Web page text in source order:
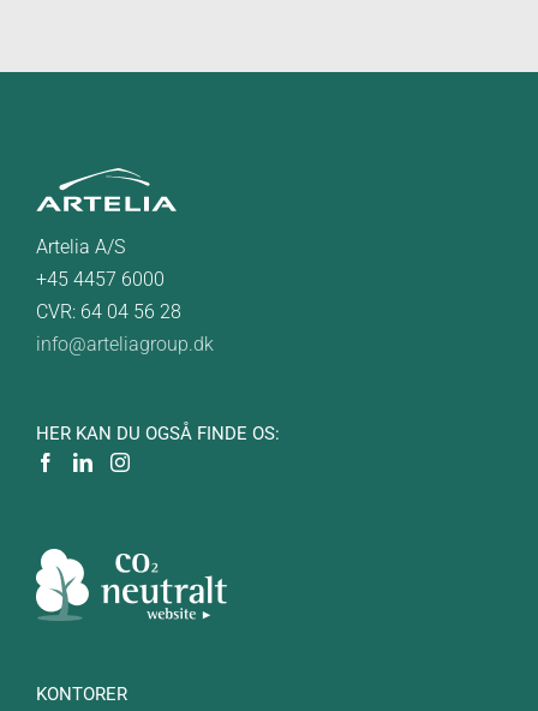
Artelia A/S
+45 4457 6000
CVR: 64 04 56 28
info@arteliagroup.dk
HER KAN DU OGSÅ FINDE OS:
KONTORER